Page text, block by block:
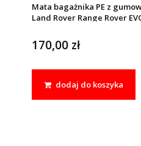
Mata bagażnika PE z
Land Rover Range Rover
170,00 zł
dodaj do koszyka